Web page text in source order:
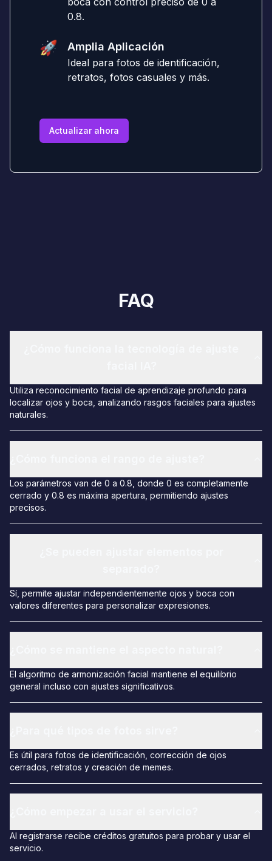
0.8.
🚀 Amplia Aplicación
Ideal para fotos de identificación,
retratos, fotos casuales y más.
Actualizar ahora
FAQ
Utiliza reconocimiento facial de aprendizaje profundo para
localizar ojos y boca, analizando rasgos faciales para ajustes
naturales.
Los parámetros van de 0 a 0.8, donde 0 es completamente
cerrado y 0.8 es máxima apertura, permitiendo ajustes
precisos.
Sí, permite ajustar independientemente ojos y boca con
valores diferentes para personalizar expresiones.
El algoritmo de armonización facial mantiene el equilibrio
general incluso con ajustes significativos.
Es útil para fotos de identificación, corrección de ojos
cerrados, retratos y creación de memes.
Al registrarse recibe créditos gratuitos para probar y usar el
servicio.